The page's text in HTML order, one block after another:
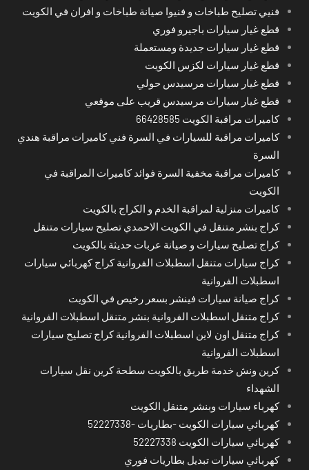
فنيي تصليح طباخات و فنيوا صيانة طباخات و افران في الكويت
قطع غيار سيارات باجيرو فوري
قطع غيار سيارات جديدة ومستعملة
قطع غيار سيارات لكزس الكويت
قطع غيار سيارات مرسيدس حولي
قطع غيار سيارات مرسيدس قريب على موقعي
كاميرات مراقبة الكويت 66428585
كاميرات مراقبة للسيارات في السرة فني كاميرات مراقبة هندي
السرة
كاميرات مراقبة مخفية السرة فوائد كاميرات المراقبة في
الكويت
كاميرات منزلية لمراقبة الخدم و الكراج بالكويت
كراج بنشر متنقل في الكويت الاحمدي تصليح سيارات متنقل
كراج تصليح سيارات و صيانة عربات حديثة بالكويت
كراج سيارات متنقل اسطبلات الفروانية كراج كهربائي سيارات
اسطبلات الفروانية
كراج صيانة سيارات فينشر بسعر رخيص في الكويت
كراج متنقل اسطبلات الفروانية بنشر متنقل اسطبلات الفروانية
كراج متنقل اون لاين اسطبلات الفروانية كراج تصليح سيارات
اسطبلات الفروانية
كرين ونش خدمة طريق بالكويت سطحة كرين نقل سيارات
الشهداء
كهرباء سيارات وبنشر متنقل الكويت
كهربائي سيارات الكويت -بطاريات -52227338
كهربائي سيارات الكويت 52227338
كهربائي سيارات تبديل بطاريات فوري